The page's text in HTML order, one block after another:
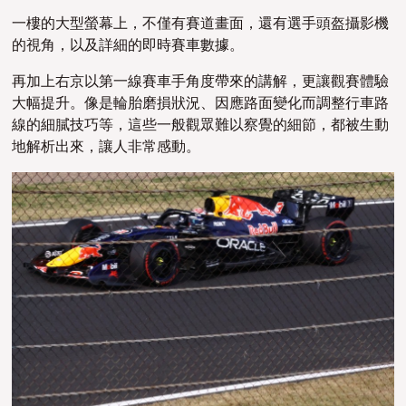
一樓的大型螢幕上，不僅有賽道畫面，還有選手頭盔攝影機
的視角，以及詳細的即時賽車數據。
再加上右京以第一線賽車手角度帶來的講解，更讓觀賽體驗
大幅提升。像是輪胎磨損狀況、因應路面變化而調整行車路
線的細膩技巧等，這些一般觀眾難以察覺的細節，都被生動
地解析出來，讓人非常感動。